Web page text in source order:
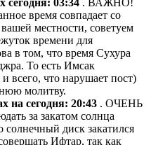
сегодня: 03:34 . ВАЖНО!
время совпадает со
местности, советуем
времени для
в том, что время Сухура
То есть Имсак
всего, что нарушает пост)
молитву.
на сегодня: 20:43 . ОЧЕНЬ
за закатом солнца
солнечный диск закатился
Ифтар, так как